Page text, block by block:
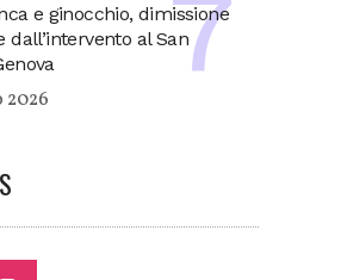
e ginocchio, dimissione
dall’intervento al San
2026